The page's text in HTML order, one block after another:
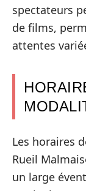
spectateurs
de films,
attentes
Les horaires
Rueil
un large